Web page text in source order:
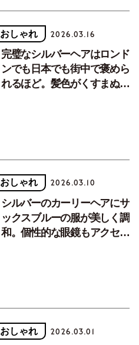
おしゃれ 2026.03.16
完璧なシルバーヘアはロンド
ンでも日本でも街中で褒めら
れるほど。髪色がくすまぬよ
おしゃれ 2026.03.10
シルバーのカーリーヘアにサ
ックスブルーの服が美しく調
和。個性的な眼鏡もアクセン
おしゃれ 2026.03.01